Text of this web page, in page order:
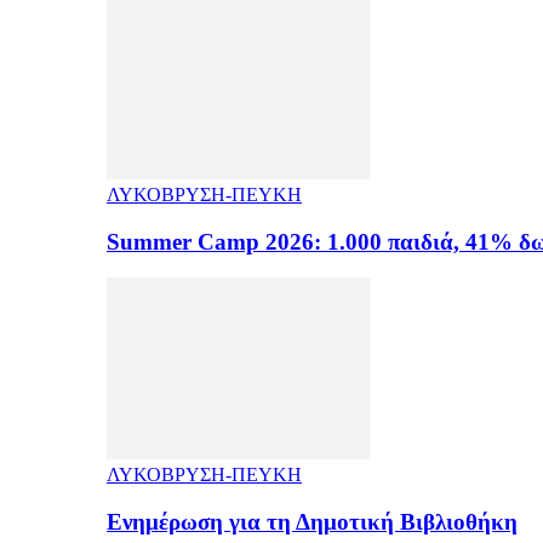
ΛΥΚΟΒΡΥΣΗ-ΠΕΥΚΗ
Summer Camp 2026: 1.000 παιδιά, 41%
ΛΥΚΟΒΡΥΣΗ-ΠΕΥΚΗ
Ενημέρωση για τη Δημοτική Βιβλιοθήκη